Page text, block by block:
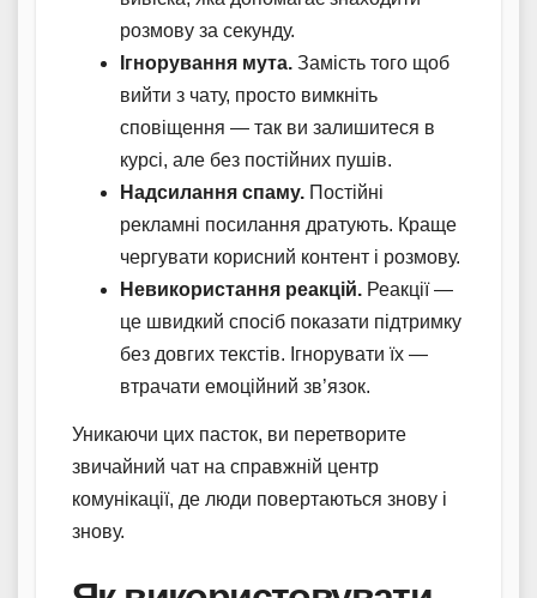
розмову за секунду.
Ігнорування мута. Замість того щоб
вийти з чату, просто вимкніть
сповіщення — так ви залишитеся в
курсі, але без постійних пушів.
Надсилання спаму. Постійні
рекламні посилання дратують. Краще
чергувати корисний контент і розмову.
Невикористання реакцій. Реакції —
це швидкий спосіб показати підтримку
без довгих текстів. Ігнорувати їх —
втрачати емоційний зв’язок.
Уникаючи цих пасток, ви перетворите
звичайний чат на справжній центр
комунікації, де люди повертаються знову і
знову.